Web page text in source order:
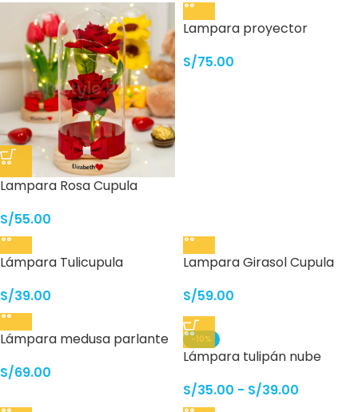
Lampara Rosa Cupula
S/55.00
Lampara proyector
bluetooth
S/75.00
Lámpara Tulicupula
S/39.00
Lampara Girasol Cupula
S/59.00
Lámpara medusa parlante
S/69.00
-10%
Lámpara tulipán nube
S/35.00 - S/39.00